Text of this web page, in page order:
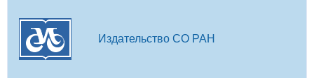
Издательство СО РАН